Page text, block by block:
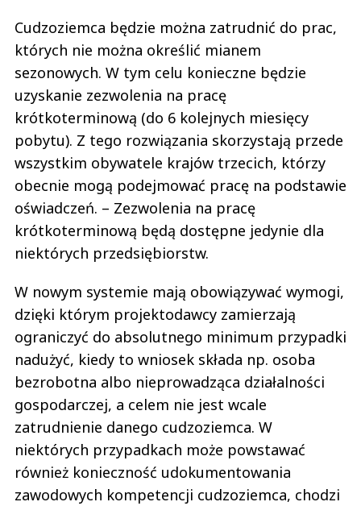
Cudzoziemca będzie można zatrudnić do prac,
których nie można określić mianem
sezonowych. W tym celu konieczne będzie
uzyskanie zezwolenia na pracę
krótkoterminową (do 6 kolejnych miesięcy
pobytu). Z tego rozwiązania skorzystają przede
wszystkim obywatele krajów trzecich, którzy
obecnie mogą podejmować pracę na podstawie
oświadczeń. – Zezwolenia na pracę
krótkoterminową będą dostępne jedynie dla
niektórych przedsiębiorstw.
W nowym systemie mają obowiązywać wymogi,
dzięki którym projektodawcy zamierzają
ograniczyć do absolutnego minimum przypadki
nadużyć, kiedy to wniosek składa np. osoba
bezrobotna albo nieprowadząca działalności
gospodarczej, a celem nie jest wcale
zatrudnienie danego cudzoziemca. W
niektórych przypadkach może powstawać
również konieczność udokumentowania
zawodowych kompetencji cudzoziemca, chodzi